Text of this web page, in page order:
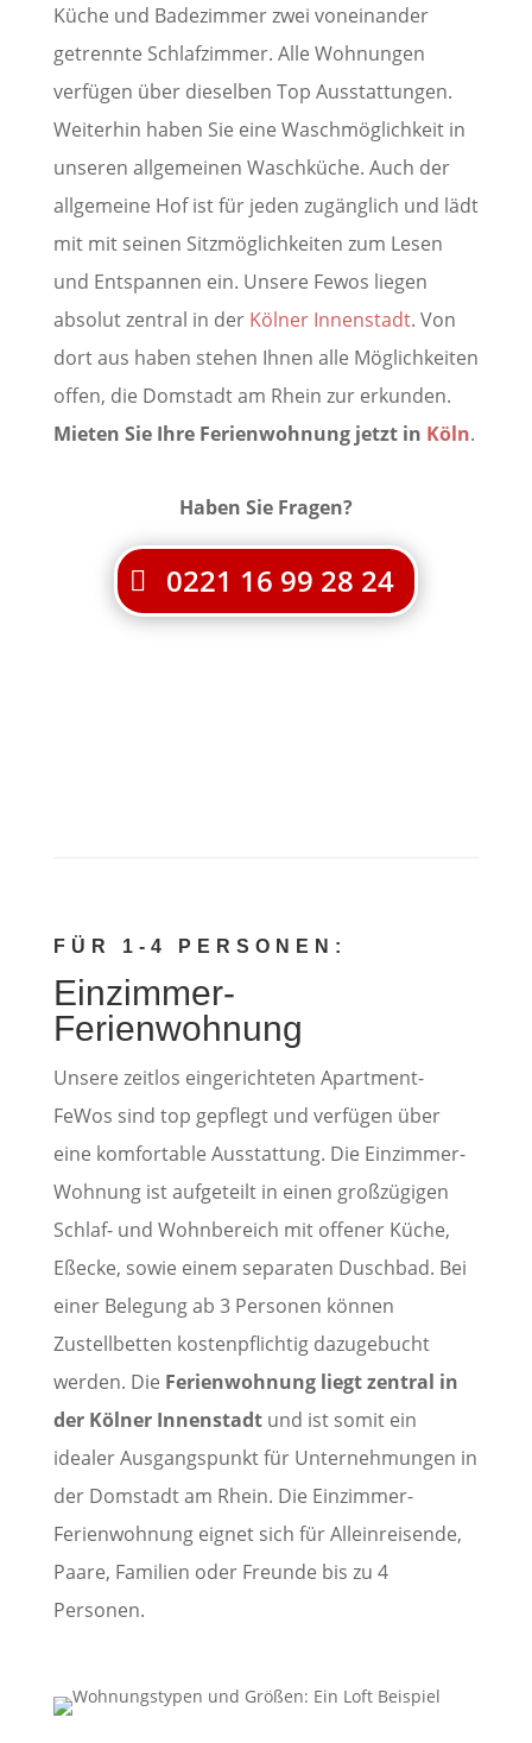
Küche und Badezimmer zwei voneinander
getrennte Schlafzimmer. Alle Wohnungen
verfügen über dieselben Top Ausstattungen.
Weiterhin haben Sie eine Waschmöglichkeit in
unseren allgemeinen Waschküche. Auch der
allgemeine Hof ist für jeden zugänglich und lädt
mit mit seinen Sitzmöglichkeiten zum Lesen
und Entspannen ein. Unsere Fewos liegen
absolut zentral in der Kölner Innenstadt. Von
dort aus haben stehen Ihnen alle Möglichkeiten
offen, die Domstadt am Rhein zur erkunden.
Mieten Sie Ihre Ferienwohnung jetzt in Köln.
Haben Sie Fragen?
0221 16 99 28 24
FÜR 1-4 PERSONEN:
Einzimmer-
Ferienwohnung
Unsere zeitlos eingerichteten Apartment-
FeWos sind top gepflegt und verfügen über
eine komfortable Ausstattung. Die Einzimmer-
Wohnung ist aufgeteilt in einen großzügigen
Schlaf- und Wohnbereich mit offener Küche,
Eßecke, sowie einem separaten Duschbad. Bei
einer Belegung ab 3 Personen können
Zustellbetten kostenpflichtig dazugebucht
werden. Die Ferienwohnung liegt zentral in
der Kölner Innenstadtund ist somit ein
idealer Ausgangspunkt für Unternehmungen in
der Domstadt am Rhein. Die Einzimmer-
Ferienwohnung eignet sich für Alleinreisende,
Paare, Familien oder Freunde bis zu 4
Personen.